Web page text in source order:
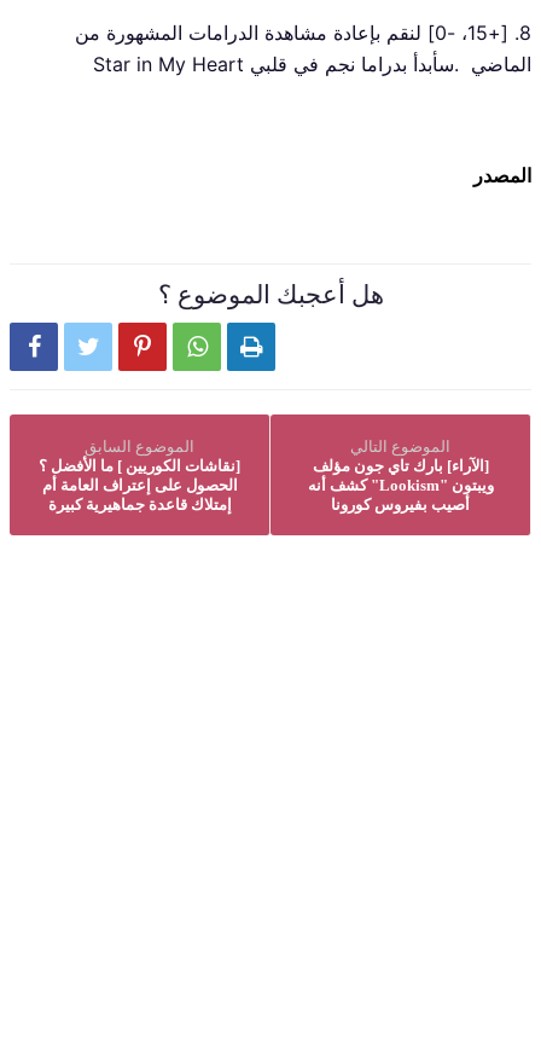
8. [+15، -0] لنقم بإعادة مشاهدة الدرامات المشهورة من
الماضي .سأبدأ بدراما نجم في قلبي Star in My Heart
المصدر
هل أعجبك الموضوع ؟
    
الموضوع التالي
[الآراء] بارك تاي جون مؤلف
ويبتون "Lookism" كشف أنه
أصيب بفيروس كورونا
الموضوع السابق
[نقاشات الكوريين ] ما الأفضل ؟
الحصول على إعتراف العامة أم
إمتلاك قاعدة جماهيرية كبيرة